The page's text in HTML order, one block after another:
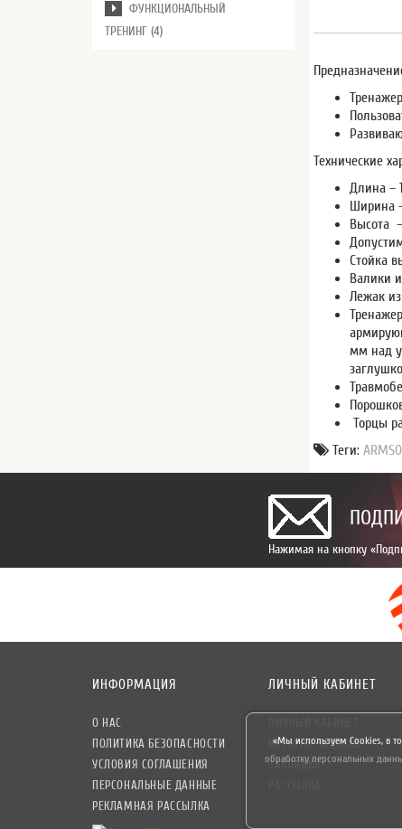
ФУНКЦИОНАЛЬНЫЙ
ТРЕНИНГ (4)
Технические
Длина –
Ширина
Высота
Стойка
Валики
Лежак
мм над
Торцы
Теги:
Нажимая на кнопку
ИНФОРМАЦИЯ
О НАС
ПОЛИТИКА БЕЗОПАСНОСТИ
УСЛОВИЯ СОГЛАШЕНИЯ
ПЕРСОНАЛЬНЫЕ ДАННЫЕ
РЕКЛАМНАЯ РАССЫЛКА
ЛИЧНЫЙ КАБИНЕТ
ИСТОРИЯ ЗАКАЗОВ
ЗАКЛАДКИ
«Мы используем Cookies, в
обработку персональных